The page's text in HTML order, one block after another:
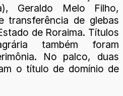
Geraldo Melo Filho,
transferência de glebas
de Roraima. Títulos
também foram
No palco, duas
o título de domínio de